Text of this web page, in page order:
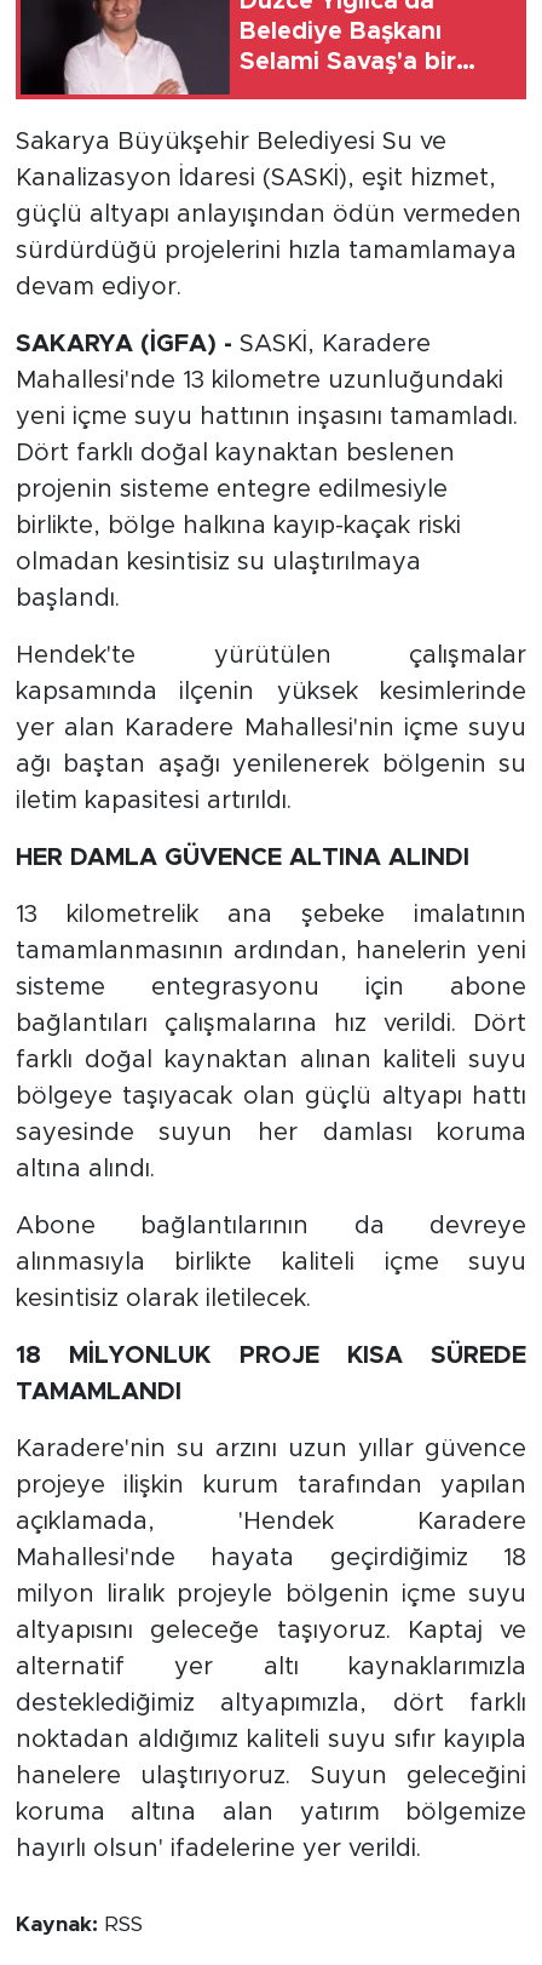
Belediye Başkanı
Selami Savaş'a bir
Sakarya Büyükşehir Belediyesi Su ve
Kanalizasyon İdaresi (SASKİ), eşit hizmet,
güçlü altyapı anlayışından ödün vermeden
sürdürdüğü projelerini hızla tamamlamaya
devam ediyor.
SAKARYA (İGFA) - SASKİ, Karadere
Mahallesi'nde 13 kilometre uzunluğundaki
yeni içme suyu hattının inşasını tamamladı.
Dört farklı doğal kaynaktan beslenen
projenin sisteme entegre edilmesiyle
birlikte, bölge halkına kayıp-kaçak riski
olmadan kesintisiz su ulaştırılmaya
başlandı.
Hendek'te yürütülen çalışmalar
kapsamında ilçenin yüksek kesimlerinde
yer alan Karadere Mahallesi'nin içme suyu
ağı baştan aşağı yenilenerek bölgenin su
iletim kapasitesi artırıldı.
HER DAMLA GÜVENCE ALTINA ALINDI
13 kilometrelik ana şebeke imalatının
tamamlanmasının ardından, hanelerin yeni
sisteme entegrasyonu için abone
bağlantıları çalışmalarına hız verildi. Dört
farklı doğal kaynaktan alınan kaliteli suyu
bölgeye taşıyacak olan güçlü altyapı hattı
sayesinde suyun her damlası koruma
altına alındı.
Abone bağlantılarının da devreye
alınmasıyla birlikte kaliteli içme suyu
kesintisiz olarak iletilecek.
18 MİLYONLUK PROJE KISA SÜREDE
TAMAMLANDI
Karadere'nin su arzını uzun yıllar güvence
projeye ilişkin kurum tarafından yapılan
açıklamada, 'Hendek Karadere
Mahallesi'nde hayata geçirdiğimiz 18
milyon liralık projeyle bölgenin içme suyu
altyapısını geleceğe taşıyoruz. Kaptaj ve
alternatif yer altı kaynaklarımızla
desteklediğimiz altyapımızla, dört farklı
noktadan aldığımız kaliteli suyu sıfır kayıpla
hanelere ulaştırıyoruz. Suyun geleceğini
koruma altına alan yatırım bölgemize
hayırlı olsun' ifadelerine yer verildi.
Kaynak: RSS